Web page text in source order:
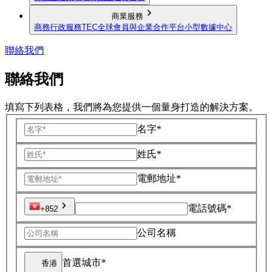
商業服務
商務行政服務TEC全球會員與企業合作平台小型數據中心
聯絡我們
聯絡我們
填寫下列表格，我們將為您提供一個量身打造的解決方案。
名字*
姓氏*
電郵地址*
+852 電話號碼*
公司名稱
香港 首選城市*